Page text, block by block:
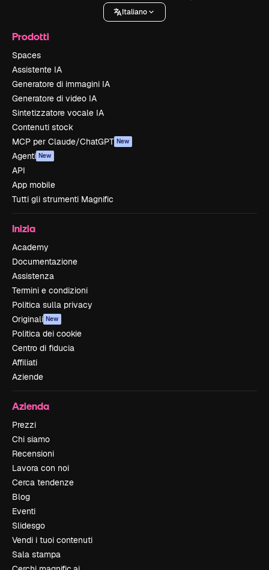
Italiano
Prodotti
Spaces
Assistente IA
Generatore di immagini IA
Generatore di video IA
Sintetizzatore vocale IA
Contenuti stock
MCP per Claude/ChatGPT New
Agenti New
API
App mobile
Tutti gli strumenti Magnific
Inizia
Academy
Documentazione
Assistenza
Termini e condizioni
Politica sulla privacy
Originali New
Politica dei cookie
Centro di fiducia
Affiliati
Aziende
Azienda
Prezzi
Chi siamo
Recensioni
Lavora con noi
Cerca tendenze
Blog
Eventi
Slidesgo
Vendi i tuoi contenuti
Sala stampa